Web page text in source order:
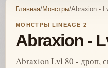
Главная/Монстры/Abraxion -
МОНСТРЫ LINEAGE 2
Abraxion -
Abraxion Lvl 80 - дроп,